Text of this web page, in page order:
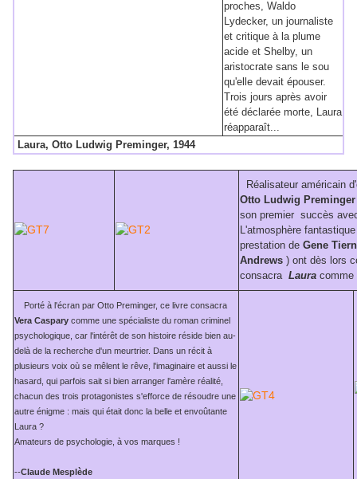
proches, Waldo
Lydecker, un journaliste
et critique à la plume
acide et Shelby, un
aristocrate sans le sou
qu'elle devait épouser.
Trois jours après avoir
été déclarée morte, Laura
réapparaît...
Laura, Otto Ludwig Preminger, 1944
Réalisateur américain
Otto Ludwig Preminger
son premier succès
L'atmosphère
prestation de Gene
Andrews ) ont dès lors
consacra Laura comme
Porté à l'écran par Otto Preminger, ce livre consacra
Vera Caspary comme une spécialiste du roman criminel
psychologique, car l'intérêt de son histoire réside bien au-
delà de la recherche d'un meurtrier. Dans un récit à
plusieurs voix où se mêlent le rêve, l'imaginaire et aussi le
hasard, qui parfois sait si bien arranger l'amère réalité,
chacun des trois protagonistes s'efforce de résoudre une
autre énigme : mais qui était donc la belle et envoûtante
Laura ?
Amateurs de psychologie, à vos marques !
--Claude Mesplède